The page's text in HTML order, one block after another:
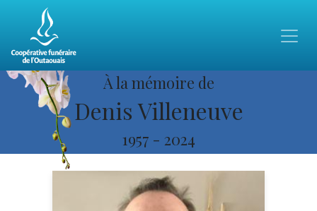
À la mémoire de
Denis Villeneuve
1957 - 2024